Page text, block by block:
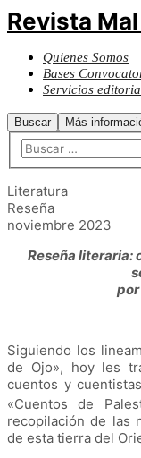
Revista
Quienes Somos
Bases
Servicios
Buscar Más
Literatura
Reseña
noviembre 2023
Reseña literaria:
por
Siguiendo los
de Ojo», hoy les
cuentos y
«Cuentos de
recopilación de las
de esta tierra del